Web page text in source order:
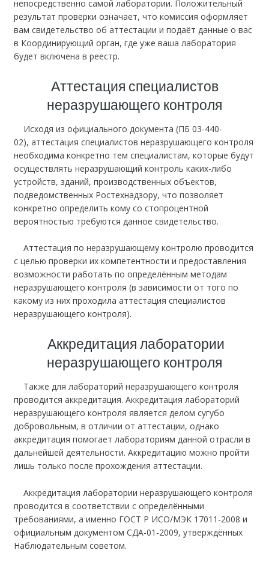
непосредственно самой лаборатории. Положительный
результат проверки означает, что комиссия оформляет
вам свидетельство об аттестации и подаёт данные о вас
в Координирующий орган, где уже ваша лаборатория
будет включена в реестр.
Аттестация специалистов
неразрушающего контроля
Исходя из официального документа (ПБ 03-440-
02), аттестация специалистов неразрушающего контроля
необходима конкретно тем специалистам, которые будут
осуществлять неразрушающий контроль каких-либо
устройств, зданий, производственных объектов,
подведомственных Ростехнадзору, что позволяет
конкретно определить кому со стопроцентной
вероятностью требуются данное свидетельство.
Аттестация по неразрушающему контролю проводится
с целью проверки их компетентности и предоставления
возможности работать по определённым методам
неразрушающего контроля (в зависимости от того по
какому из них проходила аттестация специалистов
неразрушающего контроля).
Аккредитация лаборатории
неразрушающего контроля
Также для лабораторий неразрушающего контроля
проводится аккредитация. Аккредитация лабораторий
неразрушающего контроля является делом сугубо
добровольным, в отличии от аттестации, однако
аккредитация помогает лабораториям данной отрасли в
дальнейшей деятельности. Аккредитацию можно пройти
лишь только после прохождения аттестации.
Аккредитация лаборатории неразрушающего контроля
проводится в соответствии с определёнными
требованиями, а именно ГОСТ Р ИСО/МЭК 17011-2008 и
официальным документом СДА-01-2009, утверждённых
Наблюдательным советом.